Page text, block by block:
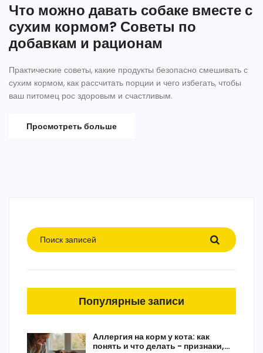
Что можно давать собаке вместе с
сухим кормом? Советы по
добавкам и рационам
Практические советы, какие продукты безопасно смешивать с
сухим кормом, как рассчитать порции и чего избегать, чтобы
ваш питомец рос здоровым и счастливым.
Просмотреть больше
Популярные записи
Аллергия на корм у кота: как
понять и что делать - признаки,